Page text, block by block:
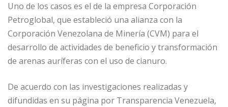
Uno de los casos es el de la empresa Corporación
Petroglobal, que estableció una alianza con la
Corporación Venezolana de Minería (CVM) para el
desarrollo de actividades de beneficio y transformación
de arenas auríferas con el uso de cianuro.
De acuerdo con las investigaciones realizadas y
difundidas en su página por Transparencia Venezuela,